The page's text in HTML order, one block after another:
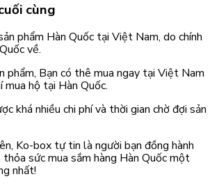
cùng
phẩm Hàn Quốc tại Việt Nam, do chính
về.
phẩm, Bạn có thê mua ngay tại Việt Nam
hộ tại Hàn Quốc.
khá nhiều chi phí và thời gian chờ đợi sản
Ko-box tự tin là người bạn đồng hành
thỏa sức mua sắm hàng Hàn Quốc một
nhất!